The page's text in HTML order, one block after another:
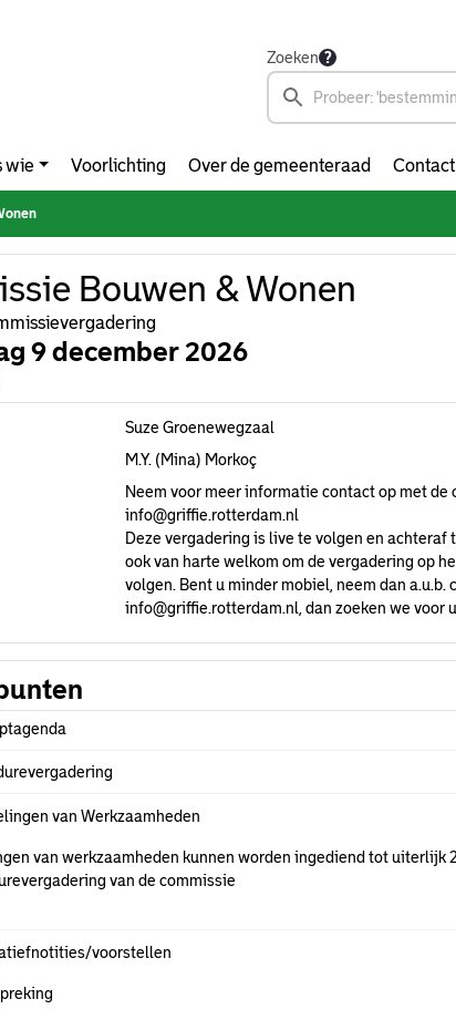
Zoeken
wie Voorlichting Over de gemeenteraad
Bouwen & Wonen
9 december 2026
Suze Groenewegzaal
M.Y. (Mina) Morkoç
Neem voor meer informatie contact op met
info@griffie.rotterdam.nl
Deze vergadering is live te volgen en
ook van harte welkom om de vergadering op
volgen. Bent u minder mobiel, neem dan a.u.b.
info@griffie.rotterdam.nl , dan zoeken we
van Werkzaamheden
van werkzaamheden kunnen worden ingediend tot uiterlijk
van de commissie
voorstellen